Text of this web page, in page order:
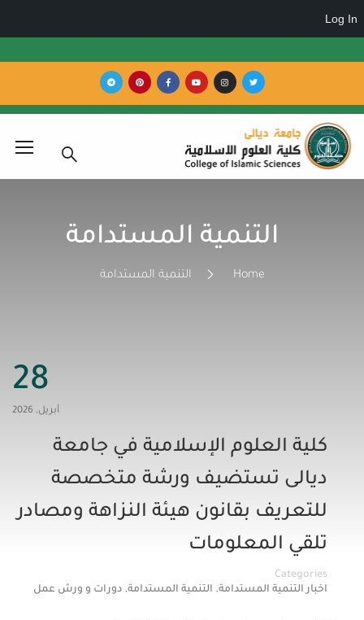
التنمية المستدامة
التنمية المستدامة
العلوم الإسلامية في جامعة
تستضيف ورشة متخصصة
بقانون هيئة النزاهة ومصادر
المعلومات
المستدامة,التنمية المستدامة,دورات و ورش عمل